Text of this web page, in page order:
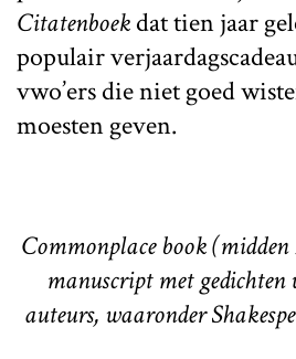
Citatenboekdat tien jaar
populair
vwo’ers die niet goed
moesten geven.
Commonplace book (midden
manuscript met gedichten
auteurs, waaronder